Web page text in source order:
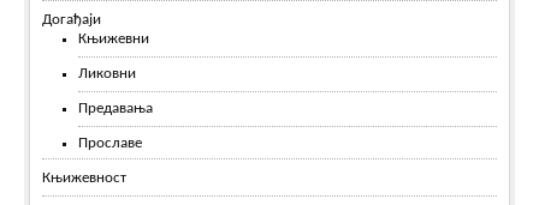
Догађаји
Књижевни
Ликовни
Предавања
Прославе
Књижевност